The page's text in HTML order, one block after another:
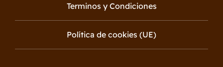
Terminos y Condiciones
Política de cookies (UE)